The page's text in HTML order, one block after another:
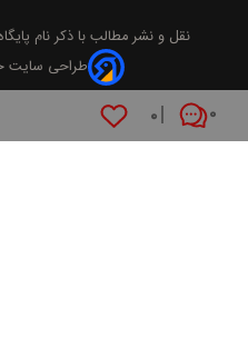
۰ ۰
نقل و نشر مطالب با ذکر نام
طراحی سایت